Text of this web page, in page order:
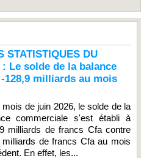
STATISTIQUES DU
: Le solde de la balance
128,9 milliards au mois
de juin 2026, le solde de la
commerciale s'est établi à
milliards de francs Cfa contre
milliards de francs Cfa au mois
En effet, les...